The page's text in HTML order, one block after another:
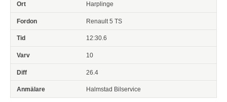
Harplinge
Renault 5 TS
12:30.6
10
26.4
Halmstad Bilservice